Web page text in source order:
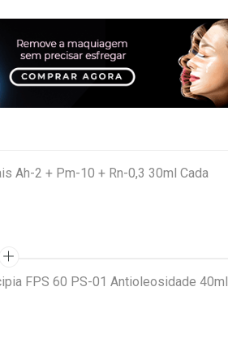
Ah-2 + Pm-10 + Rn-0,3 30ml Cada
FPS 60 PS-01 Antioleosidade 40ml